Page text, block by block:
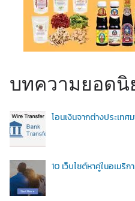
บทความยอดนิ
โอนเงินจากต่างประเทศ
10 เว็บไซต์หาคู่ในอเมริ